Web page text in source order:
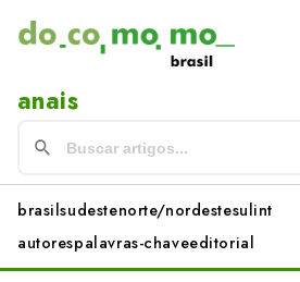
anais
brasilsudestenorte/nordestesulint
autorespalavras-chaveeditorial